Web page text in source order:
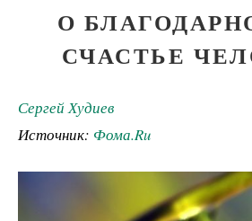
О
СЧАСТЬЕ
Сергей Худиев
Источник: Фома.Ru